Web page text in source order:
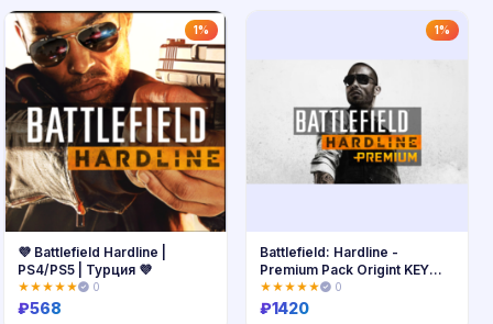
Купить
1%
💜 Battlefield Hardline |
PS4/PS5 | Турция 💜
★★★★★ 0
₽568
1%
Battlefield: Hardline -
Premium Pack Origint KEY
GLOBAL
★★★★★ 0
₽1420